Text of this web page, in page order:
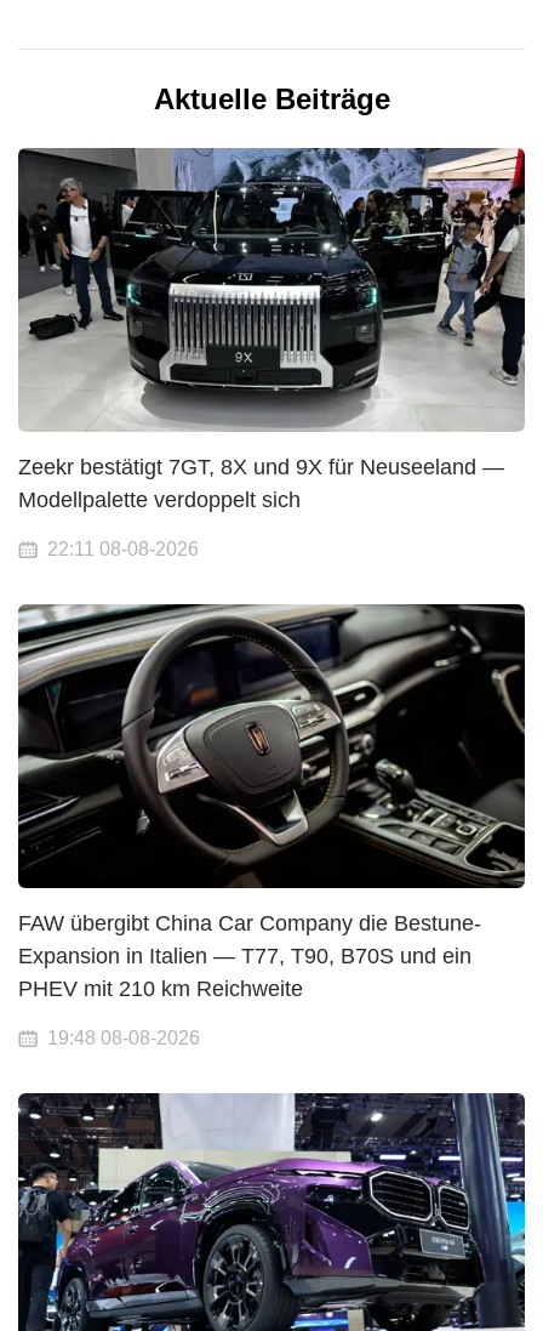
Aktuelle Beiträge
Zeekr bestätigt 7GT, 8X und 9X für Neuseeland —
Modellpalette verdoppelt sich
22:11 08-08-2026
FAW übergibt China Car Company die Bestune-
Expansion in Italien — T77, T90, B70S und ein
PHEV mit 210 km Reichweite
19:48 08-08-2026